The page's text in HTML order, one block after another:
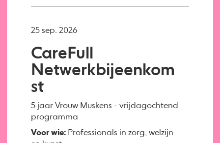
CareFull
Netwerkbijeenkom
st
5 jaar Vrouw Muskens - vrijdagochtend
programma
Voor wie: Professionals in zorg, welzijn
25 sep. 2026